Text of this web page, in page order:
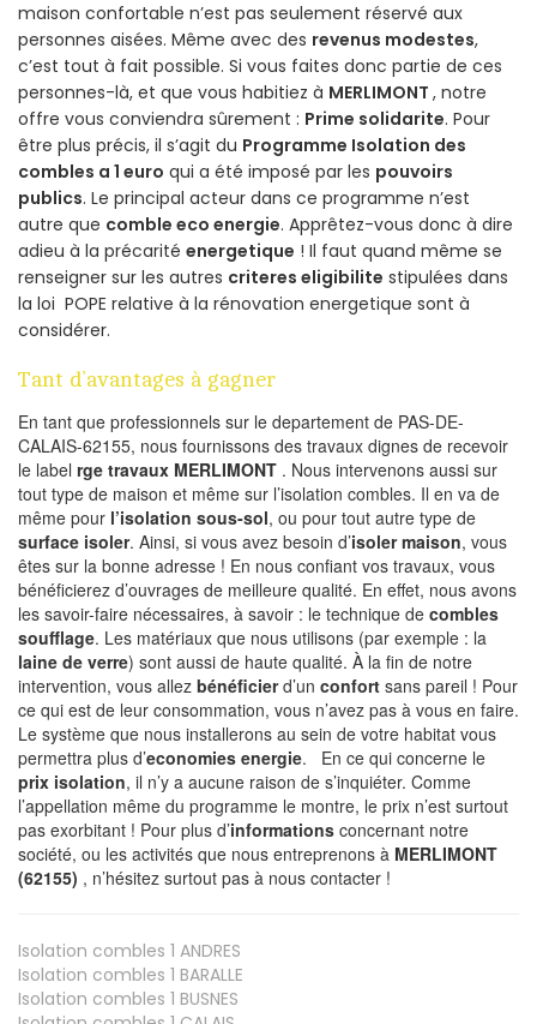
maison confortable n’est pas seulement réservé aux
personnes aisées. Même avec des revenus modestes,
c’est tout à fait possible. Si vous faites donc partie de ces
personnes-là, et que vous habitiez à MERLIMONT , notre
offre vous conviendra sûrement : Prime solidarite. Pour
être plus précis, il s’agit du Programme Isolation des
combles a 1 euro qui a été imposé par les pouvoirs
publics. Le principal acteur dans ce programme n’est
autre que comble eco energie. Apprêtez-vous donc à dire
adieu à la précarité energetique ! Il faut quand même se
renseigner sur les autres criteres eligibilite stipulées dans
la loi POPE relative à la rénovation energetique sont à
considérer.
Tant d’avantages à gagner
En tant que professionnels sur le departement de PAS-DE-
CALAIS-62155, nous fournissons des travaux dignes de recevoir
le label rge travaux MERLIMONT . Nous intervenons aussi sur
tout type de maison et même sur l’isolation combles. Il en va de
même pour l’isolation sous-sol, ou pour tout autre type de
surface isoler. Ainsi, si vous avez besoin d’isoler maison, vous
êtes sur la bonne adresse ! En nous confiant vos travaux, vous
bénéficierez d’ouvrages de meilleure qualité. En effet, nous avons
les savoir-faire nécessaires, à savoir : le technique de combles
soufflage. Les matériaux que nous utilisons (par exemple : la
laine de verre) sont aussi de haute qualité. À la fin de notre
intervention, vous allez bénéficierd’un confort sans pareil ! Pour
ce qui est de leur consommation, vous n’avez pas à vous en faire.
Le système que nous installerons au sein de votre habitat vous
permettra plus d’economies energie. En ce qui concerne le
prix isolation, il n’y a aucune raison de s’inquiéter. Comme
l’appellation même du programme le montre, le prix n’est surtout
pas exorbitant ! Pour plus d’informations concernant notre
société, ou les activités que nous entreprenons à MERLIMONT
(62155) , n’hésitez surtout pas à nous contacter !
Isolation combles 1 ANDRES
Isolation combles 1 BARALLE
Isolation combles 1 BUSNES